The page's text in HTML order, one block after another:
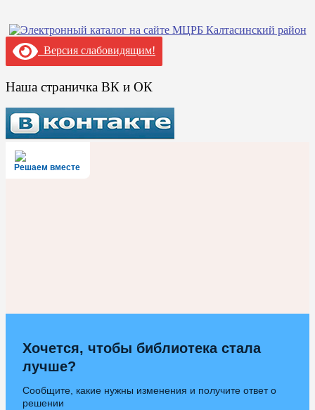
Версия слабовидящим!
Наша страничка ВК и ОК
Решаем вместе
Хочется, чтобы библиотека стала
лучше?
Сообщите, какие нужны изменения и получите ответ о
решении